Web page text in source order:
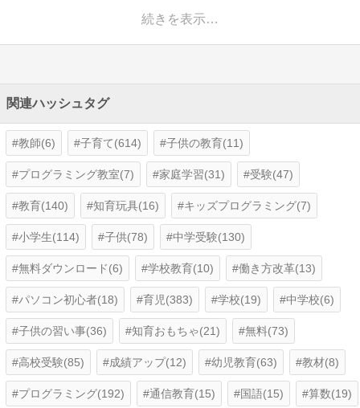
続きを表示…
関連ハッシュタグ
教師(6) 子育て(614) 子供の教育(11)
プログラミング教室(7) 家庭学習(31) 受験(47)
教育(140) 知育玩具(16) キッズプログラミング(7)
小学生(114) 子供(78) 中学受験(130)
無料ダウンロード(6) 学校教育(10) 働き方改革(13)
パソコン初心者(18) 育児(383) 学校(19) 中学校(6)
子供の習い事(36) 知育おもちゃ(21) 無料(73)
高校受験(85) 成績アップ(12) 幼児教育(63) 教材(8)
プログラミング(192) 通信教育(15) 国語(15) 算数(19)